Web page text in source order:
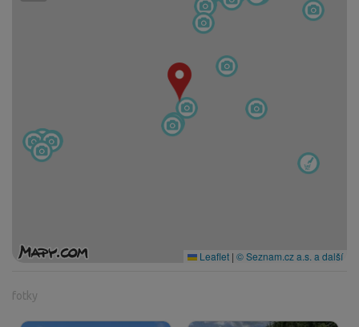
Leaflet | © Seznam.cz a.s. a další
fotky